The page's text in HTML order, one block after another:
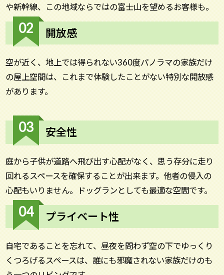
や新幹線、この地域ならではの富士山を望めるお客様も。
開放感
02
空が近く、地上では得られない360度パノラマの家族だけ
の屋上空間は、これまで体験したことがない特別な開放感
があります。
安全性
03
庭から子供が道路へ飛び出す心配がなく、思う存分に走り
回れるスペースを確保することが出来ます。他者の侵入の
心配もいりません。ドッグランとしても最適な空間です。
プライベート性
04
自宅であることを忘れて、昼夜を問わず空の下でゆっくり
くつろげるスペースは、誰にも邪魔されない家族だけのも